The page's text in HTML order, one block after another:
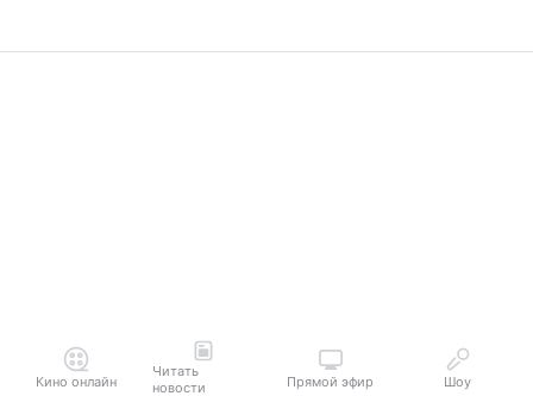
Кино онлайн
Читать
новости
Прямой эфир Шоу